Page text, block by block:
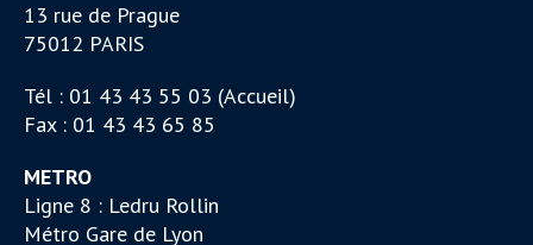
13 rue de Prague
75012 PARIS
Tél : 01 43 43 55 03 (Accueil)
Fax : 01 43 43 65 85
METRO
Ligne 8 : Ledru Rollin
Métro Gare de Lyon